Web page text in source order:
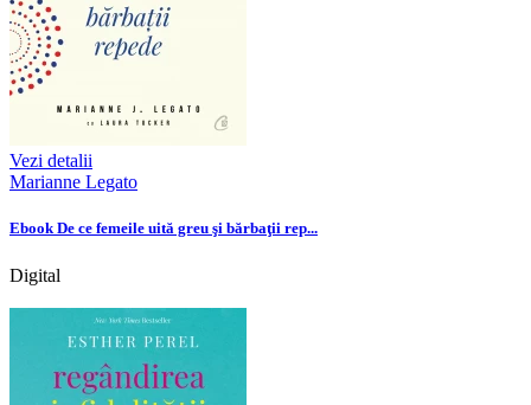
Vezi detalii
Marianne Legato
Ebook De ce femeile uită greu şi bărbaţii rep...
Digital